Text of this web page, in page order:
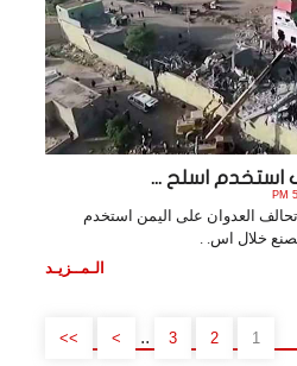
استخدم اسلح ...
العدوان على اليمن استخدم
خلال اس. .
الـمــزيـد
1
2
3
..
>
>>